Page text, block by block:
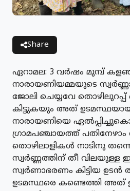
Share
ഏറാമല: 3 വർഷം മുമ്പ്
നാരായണിയമ്മയുടെ
ജോലി ചെയ്യവേ
കിട്ടുകയും അത്
നാരായണിയെ
ഗ്രാമപഞ്ചായത്ത്
തൊഴിലാളികൾ നാടിനു
സ്വർണ്ണത്തിന് തീ വിലയുള്ള
സ്വർണാഭരണം കിട്ടിയ
ഉടമസ്ഥരെ കണ്ടെത്തി അത്